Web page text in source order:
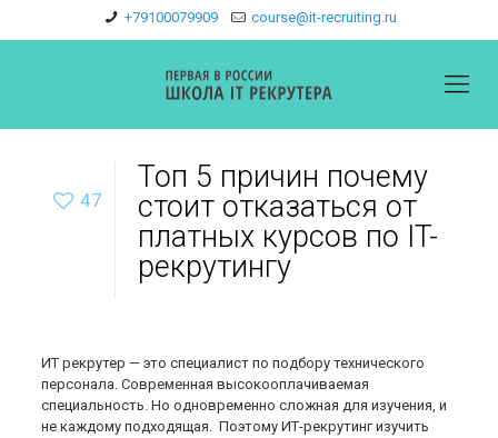
+79100079909 course@it-recruiting.ru
47
Топ 5 причин почему
стоит отказаться от
платных курсов по IT-
рекрутингу
ИТ рекрутер — это специалист по подбору технического
персонала. Современная высокооплачиваемая
специальность. Но одновременно сложная для изучения, и
не каждому подходящая. Поэтому ИТ-рекрутинг изучить